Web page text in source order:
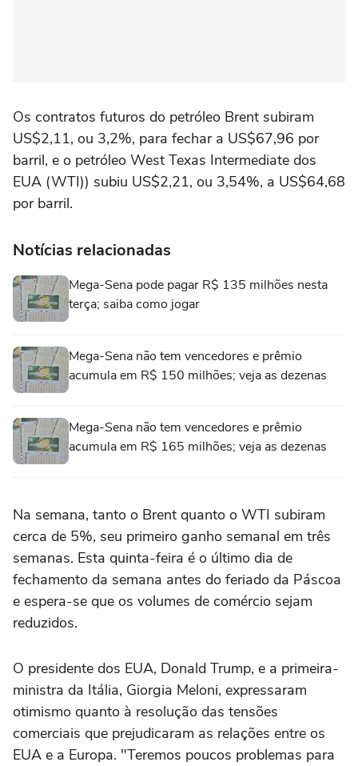
Os contratos futuros do petróleo Brent subiram
US$2,11, ou 3,2%, para fechar a US$67,96 por
barril, e o petróleo West Texas Intermediate dos
EUA (WTI)) subiu US$2,21, ou 3,54%, a US$64,68
por barril.
Notícias relacionadas
Mega-Sena pode pagar R$ 135 milhões nesta
terça; saiba como jogar
Mega-Sena não tem vencedores e prêmio
acumula em R$ 150 milhões; veja as dezenas
Mega-Sena não tem vencedores e prêmio
acumula em R$ 165 milhões; veja as dezenas
Na semana, tanto o Brent quanto o WTI subiram
cerca de 5%, seu primeiro ganho semanal em três
semanas. Esta quinta-feira é o último dia de
fechamento da semana antes do feriado da Páscoa
e espera-se que os volumes de comércio sejam
reduzidos.
O presidente dos EUA, Donald Trump, e a primeira-
ministra da Itália, Giorgia Meloni, expressaram
otimismo quanto à resolução das tensões
comerciais que prejudicaram as relações entre os
EUA e a Europa. "Teremos poucos problemas para